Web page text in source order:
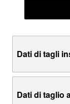
Dati di tagli
Dati di taglio